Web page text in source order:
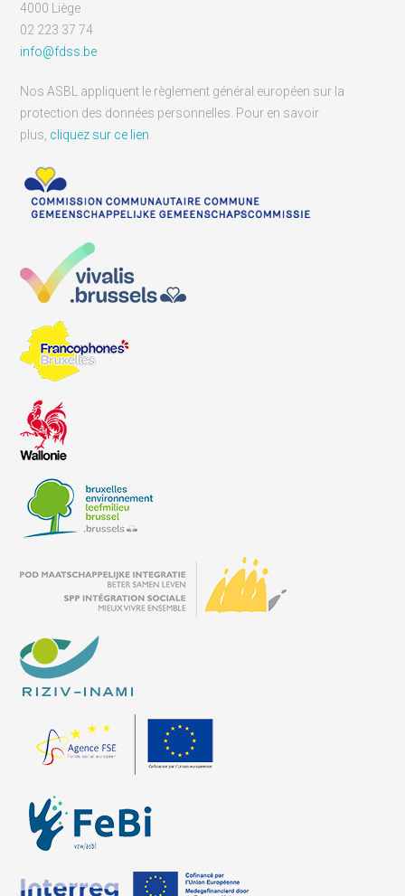
4000 Liège
02 223 37 74
info@fdss.be
Nos ASBL appliquent le règlement général européen sur la
protection des données personnelles. Pour en savoir
plus, cliquez sur ce lien